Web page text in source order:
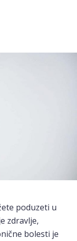
poduzeti u
zdravlje,
bolesti je